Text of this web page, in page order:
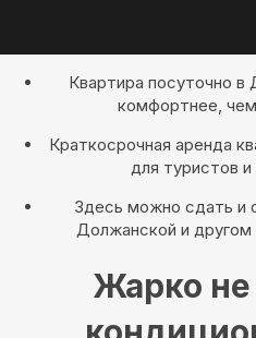
Квартира посуточно
комфортнее,
Краткосрочная аренда
для туристов
Здесь можно сдать и
Должанской и другом
Жарко